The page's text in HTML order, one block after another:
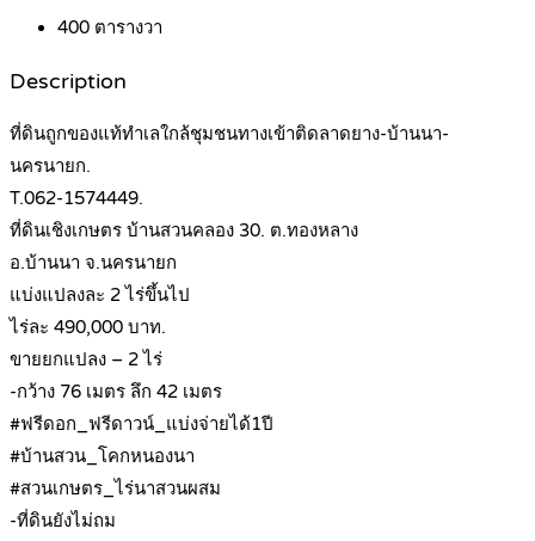
400 ตารางวา
Description
ที่ดินถูกของแท้ทำเลใกล้ชุมชนทางเข้าติดลาดยาง-บ้านนา-
นครนายก.
T.062-1574449.
ที่ดินเชิงเกษตร บ้านสวนคลอง 30. ต.ทองหลาง
อ.บ้านนา จ.นครนายก
แบ่งแปลงละ 2 ไร่ขึ้นไป
ไร่ละ 490,000 บาท.
ขายยกแปลง – 2 ไร่
-กว้าง 76 เมตร ลึก 42 เมตร
#ฟรีดอก_ฟรีดาวน์_แบ่งจ่ายได้1ปี
#บ้านสวน_โคกหนองนา
#สวนเกษตร_ไร่นาสวนผสม
-ที่ดินยังไม่ถม